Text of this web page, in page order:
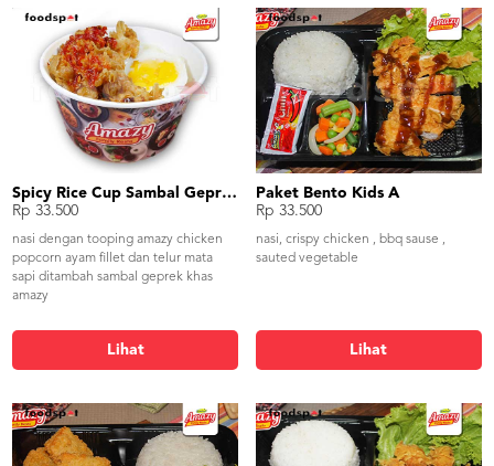
Spicy Rice Cup Sambal Geprek
Rp 33.500
nasi dengan tooping amazy chicken
popcorn ayam fillet dan telur mata
sapi ditambah sambal geprek khas
amazy
Lihat
Paket Bento Kids A
Rp 33.500
nasi, crispy chicken , bbq sause ,
sauted vegetable
Lihat